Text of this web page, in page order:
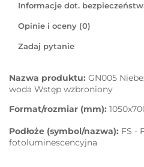
Informacje dot.
Opinie i oceny (0)
Zadaj pytanie
Nazwa produktu: GN005
woda Wstęp wzbroniony
Format/rozmiar (mm):
Podłoże (symbol/nazwa): FS -
fotoluminescencyjna